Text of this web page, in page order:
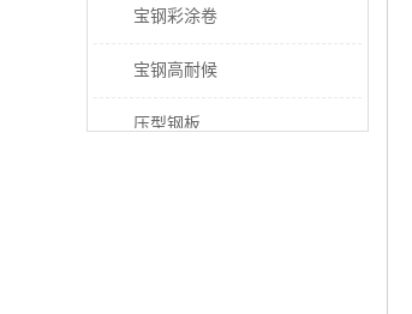
宝钢彩涂卷
宝钢高耐候
压型钢板